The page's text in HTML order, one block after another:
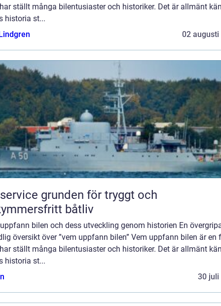
ställt många bilentusiaster och historiker. Det är allmänt
historia st...
02 augusti
för tryggt och
båtliv
bilen och dess utveckling genom historien En
översikt över ”vem uppfann bilen” Vem uppfann bilen är en
ställt många bilentusiaster och historiker. Det är allmänt
historia st...
30 juli